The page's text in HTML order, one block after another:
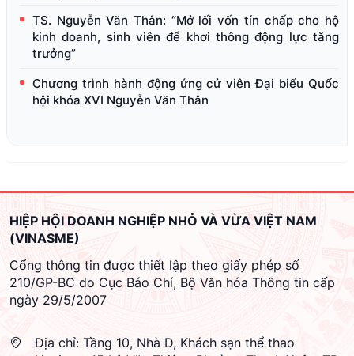
TS. Nguyễn Văn Thân: “Mở lối vốn tín chấp cho hộ
kinh doanh, sinh viên để khơi thông động lực tăng
trưởng”
Chương trình hành động ứng cử viên Đại biểu Quốc
hội khóa XVI Nguyễn Văn Thân
HIỆP HỘI DOANH NGHIỆP NHỎ VÀ VỪA VIỆT NAM
(VINASME)
Cổng thông tin được thiết lập theo giấy phép số
210/GP-BC do Cục Báo Chí, Bộ Văn hóa Thông tin cấp
ngày 29/5/2007
Địa chỉ: Tầng 10, Nhà D, Khách sạn thể thao